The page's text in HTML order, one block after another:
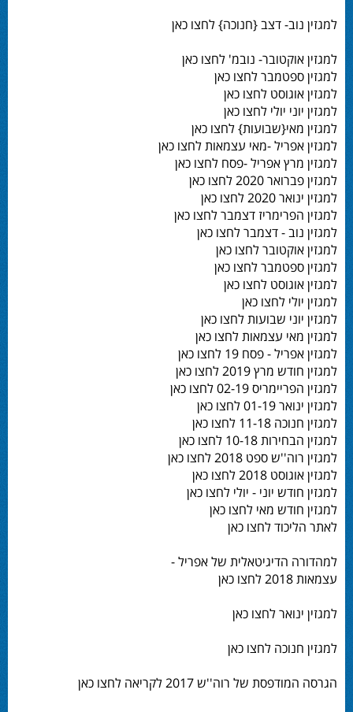
למגזין נוב- דצב {חנוכה} לחצו כאן
למגזין אוקטובר- נובמ' לחצו כאן
למגזין ספטמבר לחצו כאן
למגזין אוגוסט לחצו כאן
למגזין יוני יולי לחצו כאן
למגזין מאי{שבועות} לחצו כאן
למגזין אפריל -מאי עצמאות לחצו כאן
למגזין מרץ אפריל -פסח לחצו כאן
למגזין פברואר 2020 לחצו כאן
למגזין ינואר 2020 לחצו כאן
למגזין הפרימריז דצמבר לחצו כאן
למגזין נוב - דצמבר לחצו כאן
למגזין אוקטובר לחצו כאן
למגזין ספטמבר לחצו כאן
למגזין אוגוסט לחצו כאן
למגזין יולי לחצו כאן
למגזין יוני שבועות לחצו כאן
למגזין מאי עצמאות לחצו כאן
למגזין אפריל - פסח 19 לחצו כאן
למגזין חודש מרץ 2019 לחצו כאן
למגזין הפריימריס 02-19 לחצו כאן
למגזין ינואר 01-19 לחצו כאן
למגזין חנוכה 11-18 לחצו כאן
למגזין הבחירות 10-18 לחצו כאן
למגזין רוה''ש ספט 2018 לחצו כאן
למגזין אוגוסט 2018 לחצו כאן
למגזין חודש יוני - יולי לחצו כאן
למגזין חודש מאי לחצו כאן
לאתר הליכוד לחצו כאן
למהדורה הדיגיטאלית של אפריל -
עצמאות 2018 לחצו כאן
למגזין ינואר לחצו כאן
למגזין חנוכה לחצו כאן
הגרסה המודפסת של רוה''ש 2017 לקריאה לחצו כאן